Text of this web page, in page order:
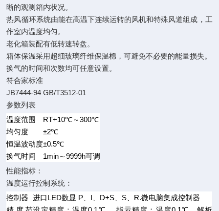
晰的观测箱内状况。
热风循环系统由能在高温下连续运转的风机和特殊风道组成，工
作室内温度均匀。
老化箱装配有低转速转盘。
箱体保温采用超细玻璃纤维保温棉，可避免不必要的能量损失。
换气的时间和次数均可任意设置。
符合家标准
JB7444-94 GB/T3512-01
参数列表
温度范围
RT+10℃～300℃
均匀度
±2℃
恒温波动度±0.5℃
换气时间
1min～9999h可调
性能指标：
温度运行控制系统：
控制器
进口LED数显 P、I、D+S、S、R.微电脑集成控制器